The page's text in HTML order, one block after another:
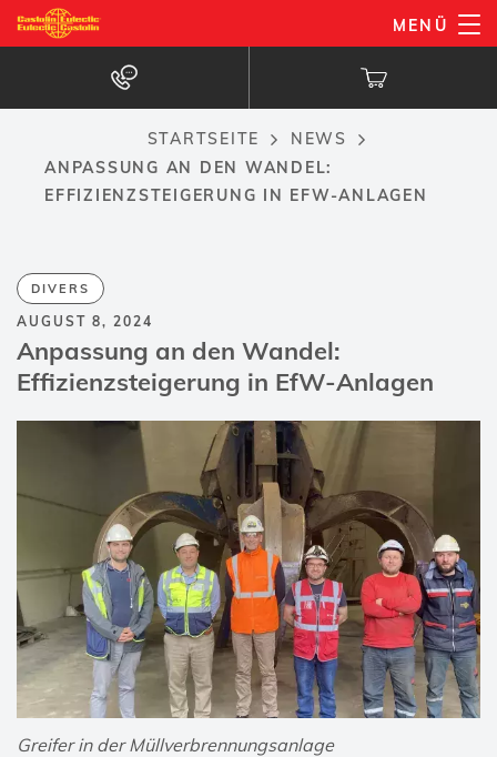
Direkt
zum
MENÜ
Breadcrumb
STARTSEITE
NEWS
ANPASSUNG AN DEN WANDEL:
EFFIZIENZSTEIGERUNG IN EFW-ANLAGEN
DIVERS
AUGUST 8, 2024
Anpassung an den Wandel:
Effizienzsteigerung in EfW-Anlagen
Greifer in der Müllverbrennungsanlage